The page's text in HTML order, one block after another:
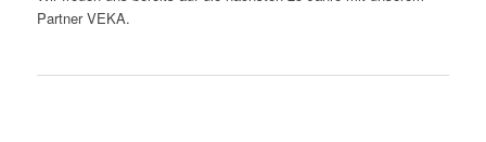
Partner VEKA.